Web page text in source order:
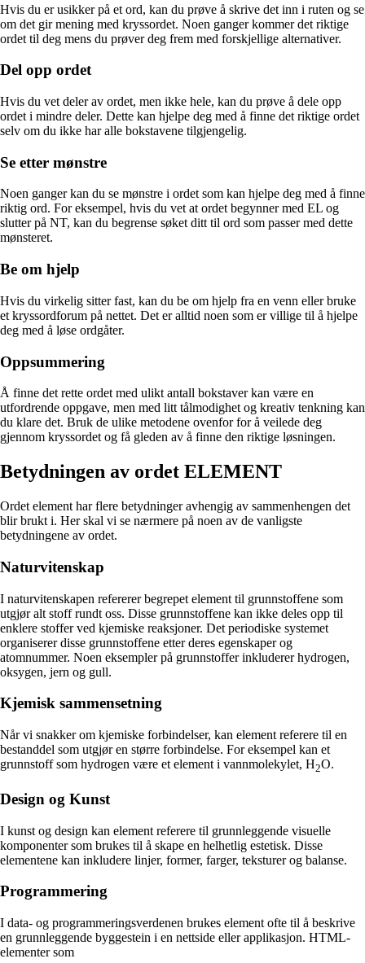
Hvis du er usikker på et ord, kan du prøve å skrive det inn i ruten og se
om det gir mening med kryssordet. Noen ganger kommer det riktige
ordet til deg mens du prøver deg frem med forskjellige alternativer.
Del opp ordet
Hvis du vet deler av ordet, men ikke hele, kan du prøve å dele opp
ordet i mindre deler. Dette kan hjelpe deg med å finne det riktige ordet
selv om du ikke har alle bokstavene tilgjengelig.
Se etter mønstre
Noen ganger kan du se mønstre i ordet som kan hjelpe deg med å finne
riktig ord. For eksempel, hvis du vet at ordet begynner med EL og
slutter på NT, kan du begrense søket ditt til ord som passer med dette
mønsteret.
Be om hjelp
Hvis du virkelig sitter fast, kan du be om hjelp fra en venn eller bruke
et kryssordforum på nettet. Det er alltid noen som er villige til å hjelpe
deg med å løse ordgåter.
Oppsummering
Å finne det rette ordet med ulikt antall bokstaver kan være en
utfordrende oppgave, men med litt tålmodighet og kreativ tenkning kan
du klare det. Bruk de ulike metodene ovenfor for å veilede deg
gjennom kryssordet og få gleden av å finne den riktige løsningen.
Betydningen av ordet ELEMENT
Ordet element har flere betydninger avhengig av sammenhengen det
blir brukt i. Her skal vi se nærmere på noen av de vanligste
betydningene av ordet.
Naturvitenskap
I naturvitenskapen refererer begrepet element til grunnstoffene som
utgjør alt stoff rundt oss. Disse grunnstoffene kan ikke deles opp til
enklere stoffer ved kjemiske reaksjoner. Det periodiske systemet
organiserer disse grunnstoffene etter deres egenskaper og
atomnummer. Noen eksempler på grunnstoffer inkluderer hydrogen,
oksygen, jern og gull.
Kjemisk sammensetning
Når vi snakker om kjemiske forbindelser, kan element referere til en
bestanddel som utgjør en større forbindelse. For eksempel kan et
grunnstoff som hydrogen være et element i vannmolekylet, H2O.
Design og Kunst
I kunst og design kan element referere til grunnleggende visuelle
komponenter som brukes til å skape en helhetlig estetisk. Disse
elementene kan inkludere linjer, former, farger, teksturer og balanse.
Programmering
I data- og programmeringsverdenen brukes element ofte til å beskrive
en grunnleggende byggestein i en nettside eller applikasjon. HTML-
elementer som